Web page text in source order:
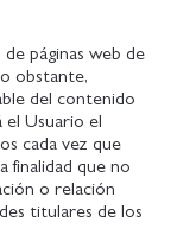
páginas web de
obstante,
del contenido
el Usuario el
cada vez que
finalidad que no
o relación
titulares de los